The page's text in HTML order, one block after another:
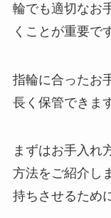
輪でも適切なお
くことが重要で
指輪に合ったお
長く保管できま
まずはお手入れ
方法をご紹介し
持ちさせるため